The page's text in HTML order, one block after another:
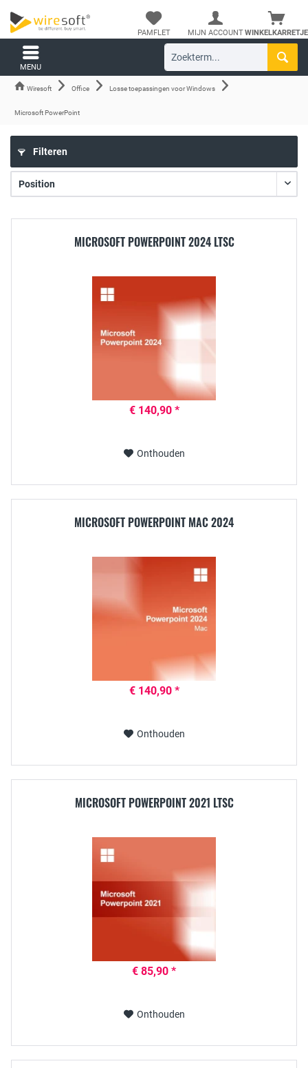
WINKELKARRETJE
PAMFLET MIJN ACCOUNT
MENU
Wiresoft Office Losse toepassingen voor Windows
Microsoft PowerPoint
Filteren
MICROSOFT POWERPOINT 2024 LTSC
€ 140,90 *
Onthouden
MICROSOFT POWERPOINT MAC 2024
€ 140,90 *
Onthouden
MICROSOFT POWERPOINT 2021 LTSC
€ 85,90 *
Onthouden